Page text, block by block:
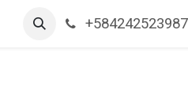
Empleos +584242523987